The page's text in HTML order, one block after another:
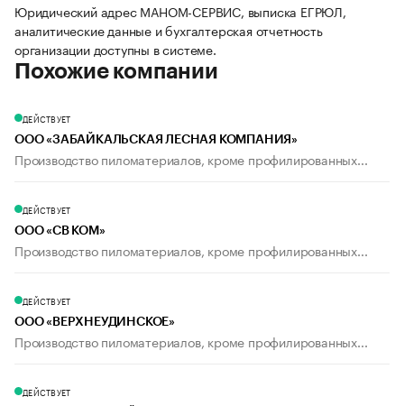
Юридический адрес МАНОМ-СЕРВИС, выписка ЕГРЮЛ,
аналитические данные и бухгалтерская отчетность
организации доступны в системе.
Похожие компании
ДЕЙСТВУЕТ
ООО «ЗАБАЙКАЛЬСКАЯ ЛЕСНАЯ КОМПАНИЯ»
Производство пиломатериалов, кроме профилированных...
ДЕЙСТВУЕТ
ООО «СВ КОМ»
Производство пиломатериалов, кроме профилированных...
ДЕЙСТВУЕТ
ООО «ВЕРХНЕУДИНСКОЕ»
Производство пиломатериалов, кроме профилированных...
ДЕЙСТВУЕТ